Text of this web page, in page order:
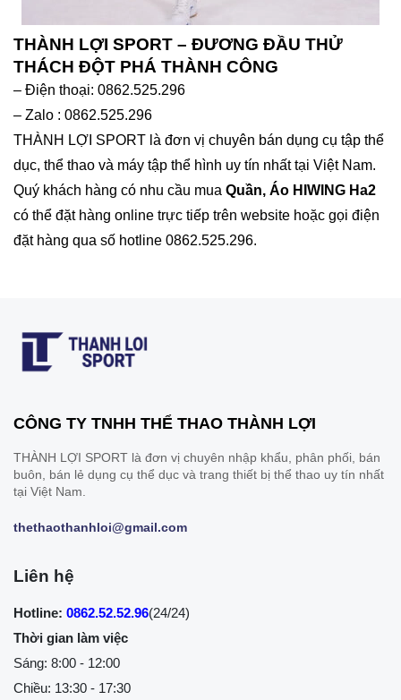
THÀNH LỢI SPORT – ĐƯƠNG ĐẦU THỬ
THÁCH ĐỘT PHÁ THÀNH CÔNG
– Điện thoại: 0862.525.296
– Zalo : 0862.525.296
THÀNH LỢI SPORT là đơn vị chuyên bán dụng cụ tập thể
dục, thể thao và máy tập thể hình uy tín nhất tại Việt Nam.
Quý khách hàng có nhu cầu mua Quần, Áo HIWING Ha2
có thể đặt hàng online trực tiếp trên website hoặc gọi điện
đặt hàng qua số hotline 0862.525.296.
CÔNG TY TNHH THỂ THAO THÀNH LỢI
THÀNH LỢI SPORT là đơn vị chuyên nhập khẩu, phân phối, bán
buôn, bán lẻ dụng cụ thể dục và trang thiết bị thể thao uy tín nhất
tại Việt Nam.
thethaothanhloi@gmail.com
Liên hệ
Hotline: 0862.52.52.96(24/24)
Thời gian làm việc
Sáng: 8:00 - 12:00
Chiều: 13:30 - 17:30